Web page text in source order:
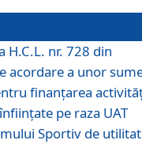
H.C.L. nr. 728 din
acordare a unor
finanțarea
pe raza UAT
Sportiv de